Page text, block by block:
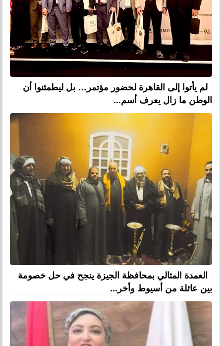
لم يأتوا إلى القاهرة لحضور مؤتمر… بل ليطمئنوا أن
الوطن ما زال يعرف أسم...
العمدة المثالي بمحافظة الجيزة ينجح في حل خصومة
بين عائلة من أسيوط وأخر...